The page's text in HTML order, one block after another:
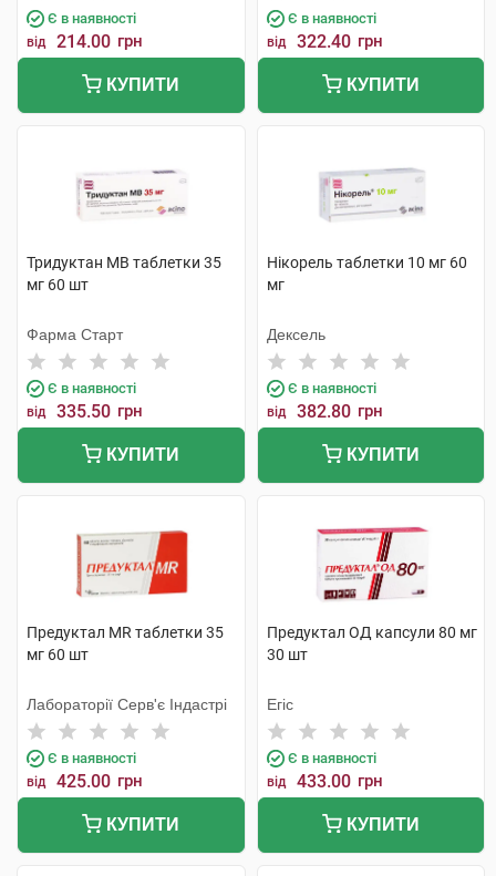
Є в наявності
від 214.00 грн
КУПИТИ
Є в наявності
від 322.40 грн
КУПИТИ
Тридуктан МВ таблетки 35
мг 60 шт
Фарма Старт
Є в наявності
від 335.50 грн
КУПИТИ
Нікорель таблетки 10 мг 60
мг
Дексель
Є в наявності
від 382.80 грн
КУПИТИ
Предуктал MR таблетки 35
мг 60 шт
Лабораторії Серв'є Індастрі
Є в наявності
від 425.00 грн
КУПИТИ
Предуктал ОД капсули 80 мг
30 шт
Егіс
Є в наявності
від 433.00 грн
КУПИТИ